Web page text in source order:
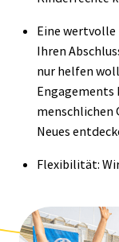
Eine wertvolle
Ihren
nur helfen
Engagements
menschlichen
Neues
Flexibilität: